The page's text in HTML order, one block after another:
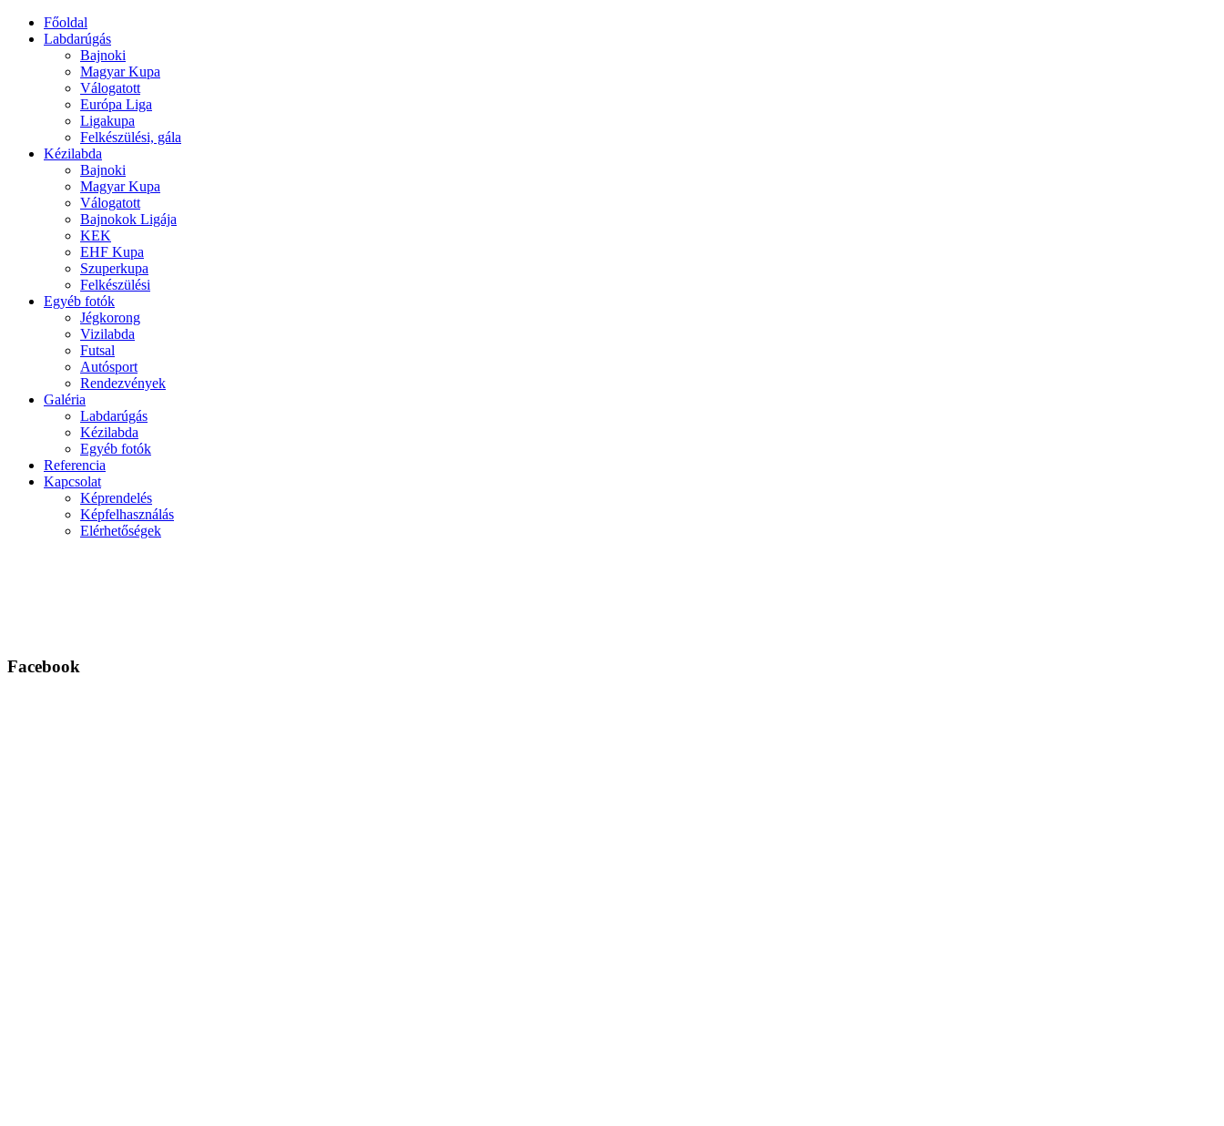
Főoldal
Labdarúgás
Bajnoki
Magyar Kupa
Válogatott
Európa Liga
Ligakupa
Felkészülési, gála
Kézilabda
Bajnoki
Magyar Kupa
Válogatott
Bajnokok Ligája
KEK
EHF Kupa
Szuperkupa
Felkészülési
Egyéb fotók
Jégkorong
Vizilabda
Futsal
Autósport
Rendezvények
Galéria
Labdarúgás
Kézilabda
Egyéb fotók
Referencia
Kapcsolat
Képrendelés
Képfelhasználás
Elérhetőségek
Facebook